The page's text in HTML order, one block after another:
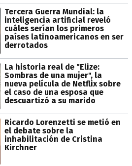
Tercera Guerra Mundial: la
inteligencia artificial reveló
cuáles serían los primeros
países latinoamericanos en ser
derrotados
La historia real de "Elize:
Sombras de una mujer", la
nueva película de Netflix sobre
el caso de una esposa que
descuartizó a su marido
Ricardo Lorenzetti se metió en
el debate sobre la
inhabilitación de Cristina
Kirchner